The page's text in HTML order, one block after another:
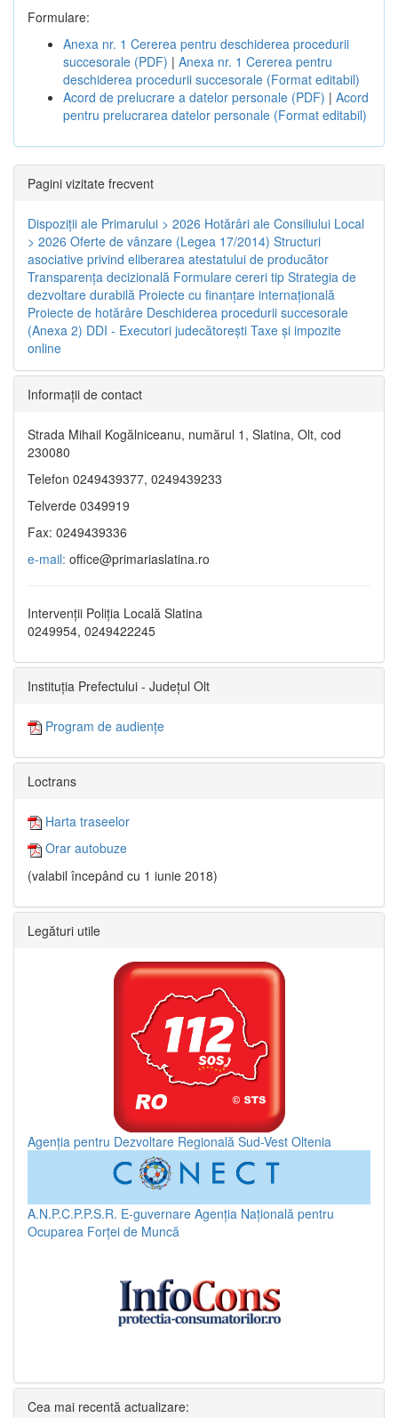
Formulare:
Anexa nr. 1 Cererea pentru deschiderea procedurii
succesorale (PDF) | Anexa nr. 1 Cererea pentru
deschiderea procedurii succesorale (Format editabil)
Acord de prelucrare a datelor personale (PDF) | Acord
pentru prelucrarea datelor personale (Format editabil)
Pagini vizitate frecvent
Dispoziţii ale Primarului > 2026 Hotărâri ale Consiliului Local
> 2026 Oferte de vânzare (Legea 17/2014) Structuri
asociative privind eliberarea atestatului de producător
Transparenţa decizională Formulare cereri tip Strategia de
dezvoltare durabilă Proiecte cu finanţare internaţională
Proiecte de hotărâre Deschiderea procedurii succesorale
(Anexa 2) DDI - Executori judecătorești Taxe şi impozite
online
Informaţii de contact
Strada Mihail Kogălniceanu, numărul 1, Slatina, Olt, cod
230080
Telefon 0249439377, 0249439233
Telverde 0349919
Fax: 0249439336
e-mail: office@primariaslatina.ro
Intervenții Poliția Locală Slatina
0249954, 0249422245
Instituția Prefectului - Județul Olt
Program de audiențe
Loctrans
Harta traseelor
Orar autobuze
(valabil începând cu 1 iunie 2018)
Legături utile
Agenția pentru Dezvoltare Regională Sud-Vest Oltenia
A.N.P.C.P.P.S.R. E-guvernare Agenția Națională pentru
Ocuparea Forței de Muncă
Cea mai recentă actualizare: